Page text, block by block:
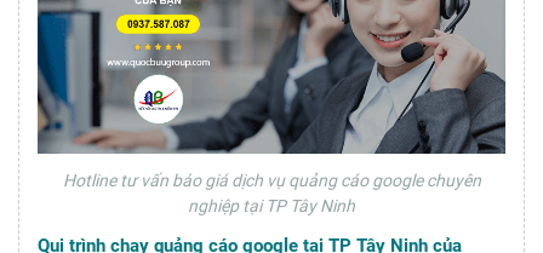
Hotline tư vấn báo giá dịch vụ quảng cáo google chuyên
nghiệp tại TP Tây Ninh
Qui trình chạy quảng cáo google tại TP Tây Ninh của